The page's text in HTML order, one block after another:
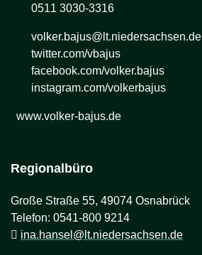
0511 3030-3316
volker.bajus@lt.niedersachsen.de
twitter.com/vbajus
facebook.com/volker.bajus
instagram.com/volkerbajus
www.volker-bajus.de
Regionalbüro
Große Straße 55, 49074 Osnabrück
Telefon: 0541-800 9214
ina.hansel@lt.niedersachsen.de